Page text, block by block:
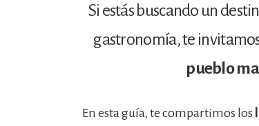
Si estás buscando un
gastronomía, te
pueblo
En esta guía, te compartimos los